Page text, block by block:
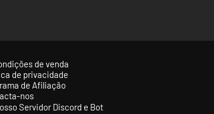
mapas a armamento, sem esquecer os uniformes
russo, romano, austro-húngaro, alemão ou búlgaro
condições atmosféricas desde neve ao sol do verão
de venda
de privacidade
de Afiliação
nos
Servidor Discord e Bot